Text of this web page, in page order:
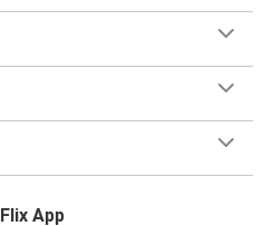
Flix App